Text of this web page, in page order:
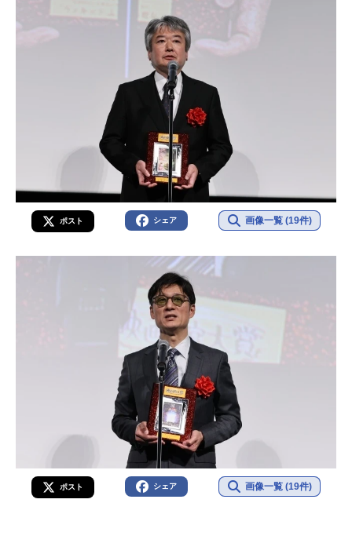
ポスト シェア 画像一覧 (19件)
ポスト シェア 画像一覧 (19件)